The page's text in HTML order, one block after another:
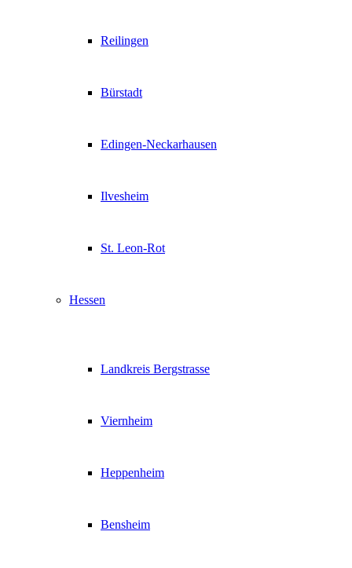
Reilingen
Bürstadt
Edingen-Neckarhausen
Ilvesheim
St. Leon-Rot
Hessen
Landkreis Bergstrasse
Viernheim
Heppenheim
Bensheim